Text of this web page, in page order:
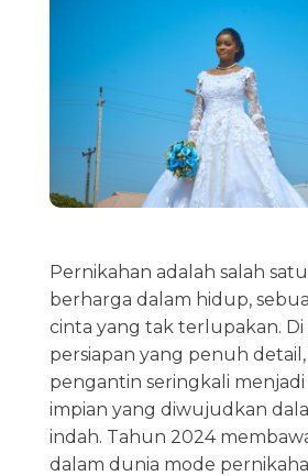
Pernikahan adalah salah
berharga dalam hidup,
cinta yang tak terlupakan.
persiapan yang penuh
pengantin seringkali
impian yang diwujudkan
indah. Tahun 2024
dalam dunia mode